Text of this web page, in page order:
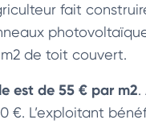
fait
de toit couvert.
est de 55 € par m2.
L’exploitant